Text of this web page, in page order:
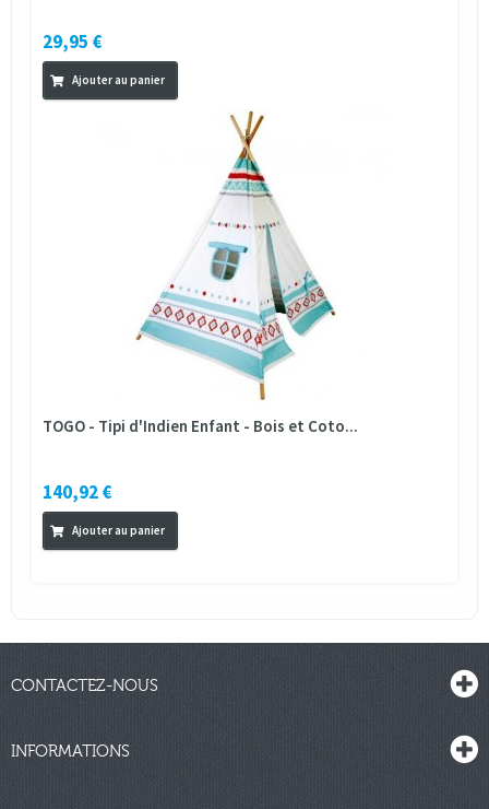
29,95 €
Ajouter au panier
TOGO - Tipi d'Indien Enfant - Bois et Coto...
140,92 €
Ajouter au panier
CONTACTEZ-NOUS
INFORMATIONS